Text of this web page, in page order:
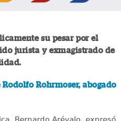
su pesar por el
jurista y exmagistrado de
Rodolfo Rohrmoser, abogado